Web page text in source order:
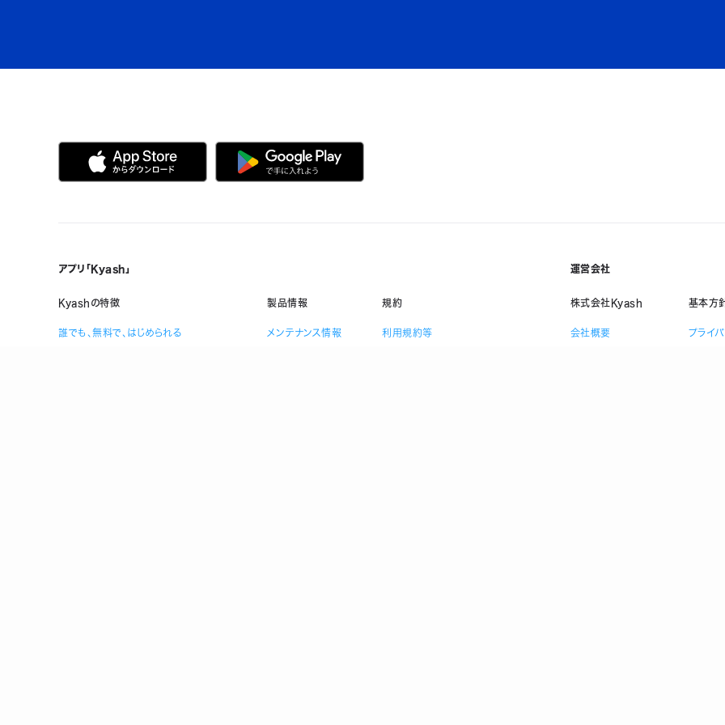
アプリ「Kyash」
Kyashの特徴
誰でも、無料で、はじめられる
製品情報
メンテナンス情報
規約
利用規約等
運営会社
株式会社Kyash
会社概要
基本方
プライ